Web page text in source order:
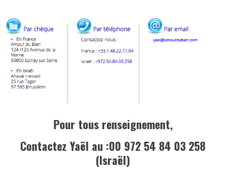
Pour tous renseignement,
Contactez Yaël au :00 972 54 84 03 258
(Israël)